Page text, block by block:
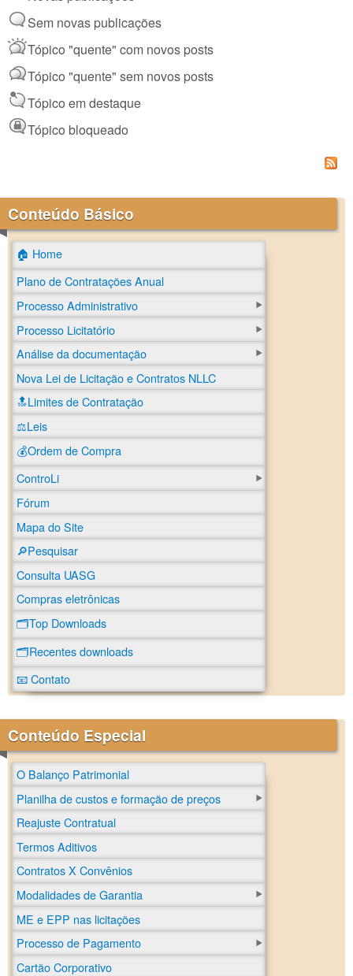
Sem novas publicações
Tópico "quente" com novos posts
Tópico "quente" sem novos posts
Tópico em destaque
Tópico bloqueado
Conteúdo Básico
🏠 Home
Plano de Contratações Anual
Processo Administrativo
Processo Licitatório
Análise da documentação
Nova Lei de Licitação e Contratos NLLC
🔝Limites de Contratação
⚖️Leis
💰Ordem de Compra
ControLi
Fórum
Mapa do Site
🔎Pesquisar
Consulta UASG
Compras eletrônicas
🗂️Top Downloads
🗂️Recentes downloads
📧 Contato
Conteúdo Especial
O Balanço Patrimonial
Planilha de custos e formação de preços
Reajuste Contratual
Termos Aditivos
Contratos X Convênios
Modalidades de Garantia
ME e EPP nas licitações
Processo de Pagamento
Cartão Corporativo